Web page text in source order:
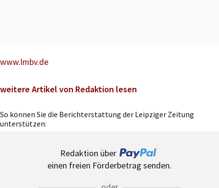
www.lmbv.de
weitere Artikel von Redaktion lesen
So können Sie die Berichterstattung der Leipziger Zeitung
unterstützen:
Redaktion über
einen freien Förderbetrag senden.